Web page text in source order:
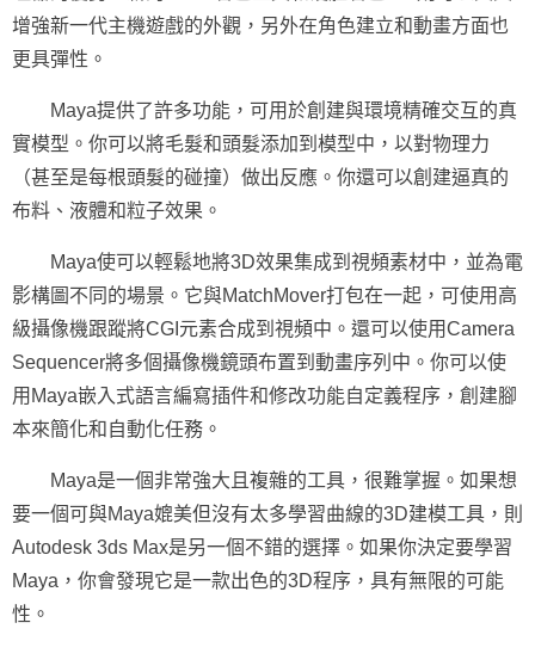
增強新一代主機遊戲的外觀，另外在角色建立和動畫方面也
更具彈性。
Maya提供了許多功能，可用於創建與環境精確交互的真
實模型。你可以將毛髮和頭髮添加到模型中，以對物理力
（甚至是每根頭髮的碰撞）做出反應。你還可以創建逼真的
布料、液體和粒子效果。
Maya使可以輕鬆地將3D效果集成到視頻素材中，並為電
影構圖不同的場景。它與MatchMover打包在一起，可使用高
級攝像機跟蹤將CGI元素合成到視頻中。還可以使用Camera
Sequencer將多個攝像機鏡頭布置到動畫序列中。你可以使
用Maya嵌入式語言編寫插件和修改功能自定義程序，創建腳
本來簡化和自動化任務。
Maya是一個非常強大且複雜的工具，很難掌握。如果想
要一個可與Maya媲美但沒有太多學習曲線的3D建模工具，則
Autodesk 3ds Max是另一個不錯的選擇。如果你決定要學習
Maya，你會發現它是一款出色的3D程序，具有無限的可能
性。